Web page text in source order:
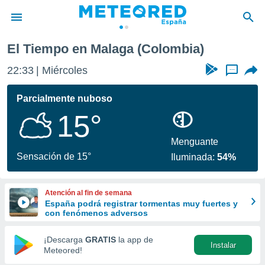
de
por
se
calidad.
a este
las
y
forma
digital
basada
El Tiempo en Malaga (Colombia)
22:33 Miércoles ...
Parcialmente nuboso
15°
Sensación de 15°
Menguante
Iluminada:54%
Atención al fin de semana
España podrá registrar tormentas muy fuertes y
con fenómenos adversos
¡Descarga GRATIS la app de
Meteored!
Instalar